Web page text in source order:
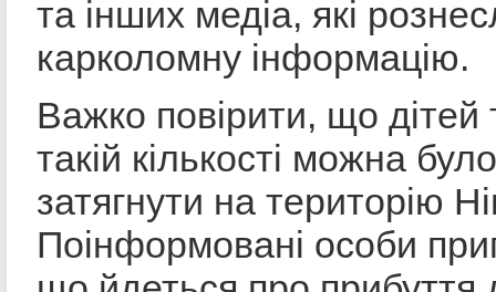
та інших медіа, які
карколомну інформацію.
Важко повірити, що
такій кількості можна
затягнути на територію
Поінформовані особи